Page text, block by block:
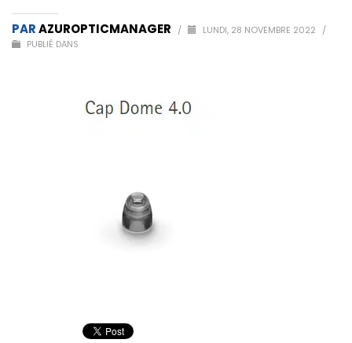
PARAZUROPTICMANAGER / LUNDI, 28 NOVEMBRE 2022
/
PUBLIÉ DANS